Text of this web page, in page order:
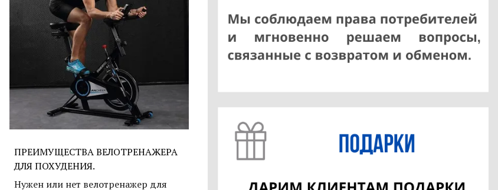
ПРЕИМУЩЕСТВА ВЕЛОТРЕНАЖЕРА
ДЛЯ ПОХУДЕНИЯ.
Нужен или нет велотренажер для